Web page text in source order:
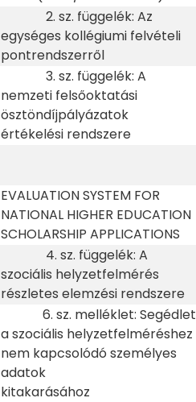
2. sz. függelék: Az
egységes kollégiumi felvételi
pontrendszerről
3. sz. függelék: A
nemzeti felsőoktatási
ösztöndíjpályázatok
értékelési rendszere
EVALUATION SYSTEM FOR
NATIONAL HIGHER EDUCATION
SCHOLARSHIP APPLICATIONS
4. sz. függelék: A
szociális helyzetfelmérés
részletes elemzési rendszere
6. sz. melléklet: Segédlet
a szociális helyzetfelméréshez
nem kapcsolódó személyes
adatok
kitakarásához